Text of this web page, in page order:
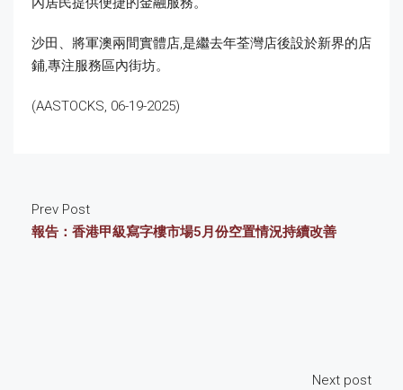
沙田、將軍澳兩間實體店,是繼去年荃灣店後設於新界的店
鋪,專注服務區內街坊。
(AASTOCKS, 06-19-2025)
Prev Post
報告：香港甲級寫字樓市場5月份空置情況持續改善
Next post